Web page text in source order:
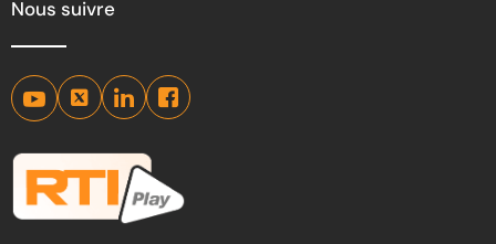
Nous suivre